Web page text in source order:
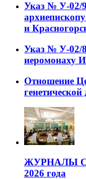
Указ № У-02/
и
Указ № У-02/
иеромонаху
Отношение
генетической
ЖУРНАЛЫ
2026 года